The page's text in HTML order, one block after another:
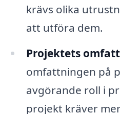
krävs olika
att utföra dem.
Projektets
omfattningen på
avgörande roll i
projekt kräver